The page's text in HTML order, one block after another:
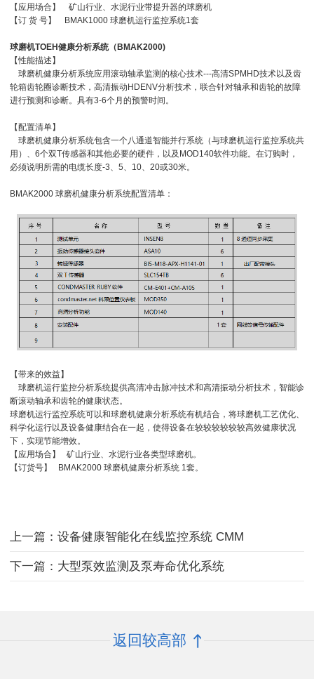
【应用场合】 矿山行业、水泥行业带提升器的球磨机
【订 货 号】 BMAK1000 球磨机运行监控系统1套
球磨机TOEH健康分析系统（BMAK2000)
【性能描述】
球磨机健康分析系统应用滚动轴承监测的核心技术---高清SPMHD技术以及齿
轮箱齿轮圈诊断技术，高清振动HDENV分析技术，联合针对轴承和齿轮的故障
进行预测和诊断。具有3-6个月的预警时间。
【配置清单】
球磨机健康分析系统包含一个八通道智能并行系统（与球磨机运行监控系统共
用）、6个双T传感器和其他必要的硬件，以及MOD140软件功能。在订购时，
必须说明所需的电缆长度-3、5、10、20或30米。
BMAK2000 球磨机健康分析系统配置清单：
【带来的效益】
球磨机运行监控分析系统提供高清冲击脉冲技术和高清振动分析技术，智能诊
断滚动轴承和齿轮的健康状态。
球磨机运行监控系统可以和球磨机健康分析系统有机结合，将球磨机工艺优化、
科学化运行以及设备健康结合在一起，使得设备在较较较较较较高效健康状况
下，实现节能增效。
【应用场合】 矿山行业、水泥行业各类型球磨机。
【订货号】 BMAK2000 球磨机健康分析系统 1套。
上一篇：设备健康智能化在线监控系统 CMM
下一篇：大型泵效监测及泵寿命优化系统
返回较高部